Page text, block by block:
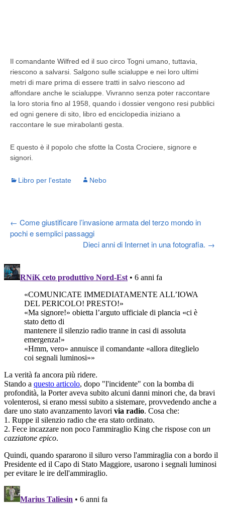
Il comandante Wilfred ed il suo circo Togni umano, tuttavia,
riescono a salvarsi. Salgono sulle scialuppe e nei loro ultimi
metri di mare prima di essere tratti in salvo riescono ad
affondare anche le scialuppe. Vivranno senza poter raccontare
la loro storia fino al 1958, quando i dossier vengono resi pubblici
ed ogni genere di sito, libro ed enciclopedia iniziano a
raccontare le sue mirabolanti gesta.
E questo è il popolo che sfotte la Costa Crociere, signore e
signori.
Libro per l'estate Nebo
Post
navigation
← Come giustificare l’invasione armata del terzo mondo in
pochi e semplici passaggi
Dieci anni di Internet in una fotografia. →